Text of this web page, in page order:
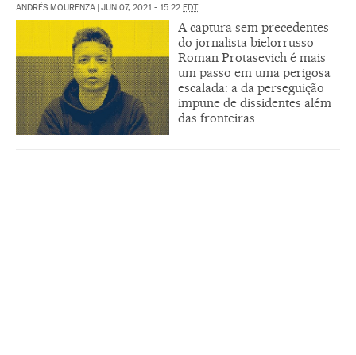
ANDRÉS MOURENZA | JUN 07, 2021 - 15:22 EDT
A captura sem precedentes
do jornalista bielorrusso
Roman Protasevich é mais
um passo em uma perigosa
escalada: a da perseguição
impune de dissidentes além
das fronteiras